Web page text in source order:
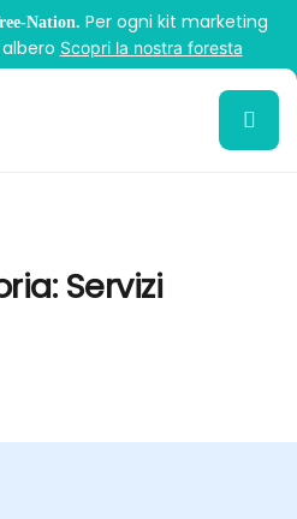
Nation. Per ogni kit marketing
Scopri la nostra foresta
Servizi